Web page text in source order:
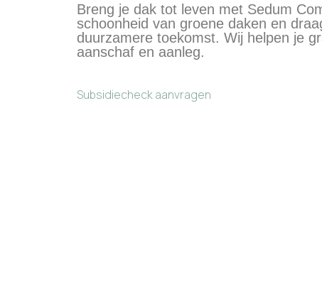
Breng je dak tot leven met Sedum
schoonheid van groene daken en
duurzamere toekomst. Wij helpen je
aanschaf en aanleg.
Subsidiecheck aanvragen